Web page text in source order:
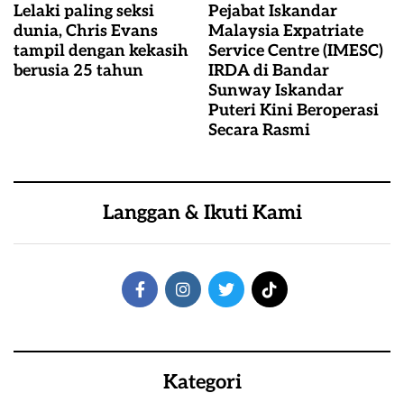
Lelaki paling seksi
dunia, Chris Evans
tampil dengan kekasih
berusia 25 tahun
Pejabat Iskandar
Malaysia Expatriate
Service Centre (IMESC)
IRDA di Bandar
Sunway Iskandar
Puteri Kini Beroperasi
Secara Rasmi
Langgan & Ikuti Kami
Kategori